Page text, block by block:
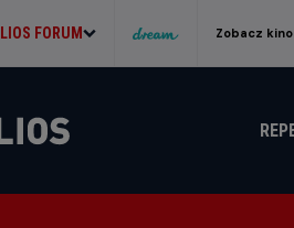
FORUM Zobacz kino